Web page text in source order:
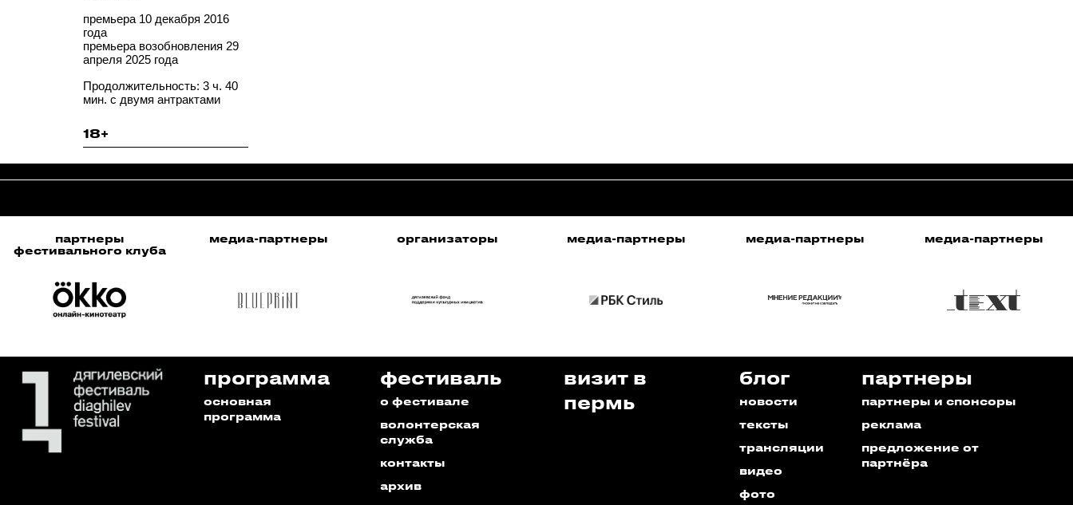
премьера 10 декабря 2016
года
премьера возобновления 29
апреля 2025 года
Продолжительность: 3 ч. 40
мин. с двумя антрактами
18+
медиа-партнеры организаторы медиа-партнеры медиа-партнеры медиа-партнеры медиа-партнеры
программа
основная
программа
фестиваль
о фестивале
волонтерская
служба
контакты
архив
визит в
пермь
блог
новости
тексты
трансляции
видео
фото
партнеры
партнеры и спонсоры
реклама
предложение от
партнёра